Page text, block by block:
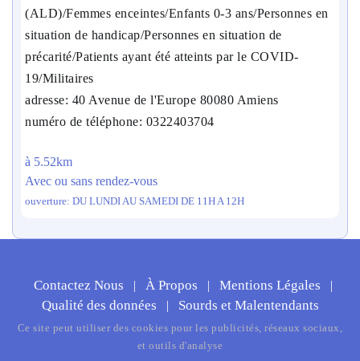
(ALD)/Femmes enceintes/Enfants 0-3 ans/Personnes en
situation de handicap/Personnes en situation de
précarité/Patients ayant été atteints par le COVID-
19/Militaires
adresse: 40 Avenue de l'Europe 80080 Amiens
numéro de téléphone: 0322403704
à 5.52km
Avec ou sans rendez-vous
ouverture: DU LUNDI AU SAMEDI DE 11H A 12H
Contactez Nous | À Propos | Mentions Légales |
Qualité des données | Sourds et Malentendants
Ce site peut utiliser des cookies pour les publicités, réseaux sociaux,
et outils d'analyse